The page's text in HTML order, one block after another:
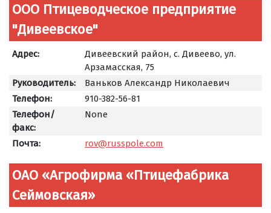
ООО Птицеводческое предприятие
"Дивеевское"
Адрес:
Дивеевский район, с. Дивеево, ул.
Арзамасская, 75
Руководитель:
Ваньков Александр Николаевич
Телефон:
910-382-56-81
Телефон/
факс:
None
Почта: rov@russpole.com
ОАО «Агрофирма «Птицефабрика
Сеймовская»